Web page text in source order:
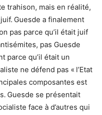
trahison, mais en réalité,
Guesde a finalement
pas parce qu’il était juif
pas Guesde
parce qu’il était un
ne défend pas « l’Etat
composantes est
Guesde se présentait
face à d’autres qui